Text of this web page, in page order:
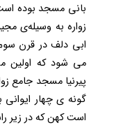
بانی مسجد بوده
زواره به وسیله‌ی
ابی دلف در قرن
می شود که اولین
پیرنیا مسجد جامع
گونه ی چهار
است کهن که در زیر